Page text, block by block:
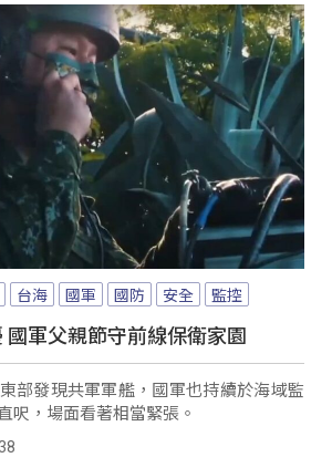
台海 國軍 國防 安全 監控
國軍父親節守前線保衛家園
部發現共軍軍艦，國軍也持續於海域監
呎，場面看著相當緊張。